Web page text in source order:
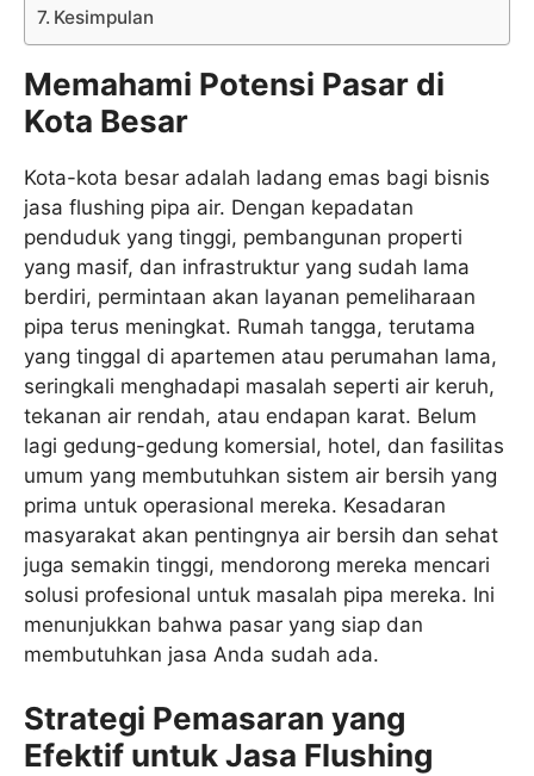
Kesimpulan
Memahami Potensi Pasar di
Kota Besar
Kota-kota besar adalah ladang emas bagi bisnis
jasa flushing pipa air. Dengan kepadatan
penduduk yang tinggi, pembangunan properti
yang masif, dan infrastruktur yang sudah lama
berdiri, permintaan akan layanan pemeliharaan
pipa terus meningkat. Rumah tangga, terutama
yang tinggal di apartemen atau perumahan lama,
seringkali menghadapi masalah seperti air keruh,
tekanan air rendah, atau endapan karat. Belum
lagi gedung-gedung komersial, hotel, dan fasilitas
umum yang membutuhkan sistem air bersih yang
prima untuk operasional mereka. Kesadaran
masyarakat akan pentingnya air bersih dan sehat
juga semakin tinggi, mendorong mereka mencari
solusi profesional untuk masalah pipa mereka. Ini
menunjukkan bahwa pasar yang siap dan
membutuhkan jasa Anda sudah ada.
Strategi Pemasaran yang
Efektif untuk Jasa Flushing